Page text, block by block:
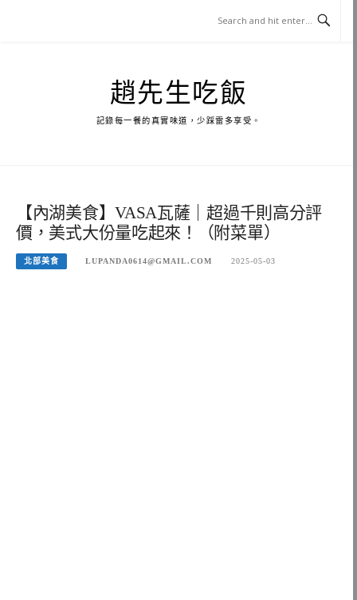
趙先生吃飯
記錄每一餐的真實味道，少踩雷多享受。
【內湖美食】VASA瓦薩｜超過千則高分評
價，美式大份量吃起來！（附菜單）
北部美食 LUPANDA0614@GMAIL.COM 2025-05-03